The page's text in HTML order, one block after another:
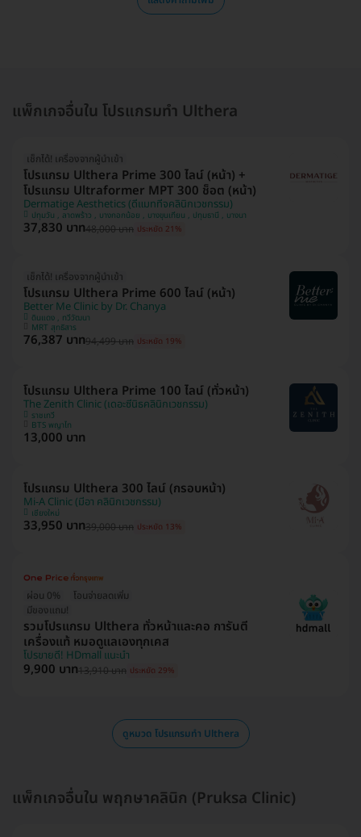
แพ็กเกจอื่นใน โปรแกรมทำ Ulthera
เช็กได้! เครื่องจากผู้นำเข้า
โปรแกรม Ulthera Prime 300 ไลน์ (หน้า) +
โปรแกรม Ultraformer MPT 300 ช็อต (หน้า)
Dermatige Aesthetics (ดีแมททีจคลินิกเวชกรรม)
ปทุมวัน , ลาดพร้าว , บางกอกน้อย , บางขุนเทียน , ปทุมธานี , บางนา
37,830 บาท48,000 บาท ประหยัด 21%
เช็กได้! เครื่องจากผู้นำเข้า
โปรแกรม Ulthera Prime 600 ไลน์ (หน้า)
Better Me Clinic by Dr. Chanya
ดินแดง , ทวีวัฒนา
MRT สุทธิสาร
76,387 บาท94,499 บาท ประหยัด 19%
โปรแกรม Ulthera Prime 100 ไลน์ (ทั่วหน้า)
The Zenith Clinic (เดอะซีนิธคลินิกเวชกรรม)
ราชเทวี
BTS พญาไท
13,000 บาท
โปรแกรม Ulthera 300 ไลน์ (กรอบหน้า)
Mi-A Clinic (มีอา คลินิกเวชกรรม)
เชียงใหม่
33,950 บาท39,000 บาท ประหยัด 13%
ผ่อน 0%
โอนจ่ายลดเพิ่ม
มีของแถม!
รวมโปรแกรม Ulthera ทั่วหน้าและคอ การันตี
เครื่องแท้ หมอดูแลเองทุกเคส
โปรขายดี! HDmall แนะนำ
9,900 บาท13,910 บาท ประหยัด 29%
ดูหมวด โปรแกรมทำ Ulthera
แพ็กเกจอื่นใน พฤกษาคลินิก (Pruksa Clinic)